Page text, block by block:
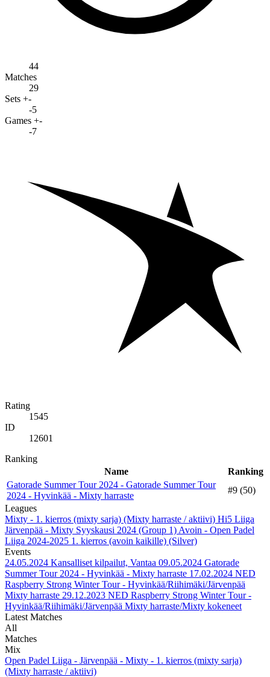
44
Matches
29
Sets +-
-5
Games +-
-7
Rating
1545
ID
12601
Ranking
Name
Ranking
Gatorade Summer Tour 2024 - Gatorade Summer Tour
2024 - Hyvinkää - Mixty harraste
#9 (50)
Leagues
Mixty - 1. kierros (mixty sarja) (Mixty harraste / aktiivi) Hi5 Liiga
Järvenpää - Mixty Syyskausi 2024 (Group 1) Avoin - Open Padel
Liiga 2024-2025 1. kierros (avoin kaikille) (Silver)
Events
24.05.2024 Kansalliset kilpailut, Vantaa 09.05.2024 Gatorade
Summer Tour 2024 - Hyvinkää - Mixty harraste 17.02.2024 NED
Raspberry Strong Winter Tour - Hyvinkää/Riihimäki/Järvenpää
Mixty harraste 29.12.2023 NED Raspberry Strong Winter Tour -
Hyvinkää/Riihimäki/Järvenpää Mixty harraste/Mixty kokeneet
Latest Matches
All
Matches
Mix
Open Padel Liiga - Järvenpää - Mixty - 1. kierros (mixty sarja)
(Mixty harraste / aktiivi)